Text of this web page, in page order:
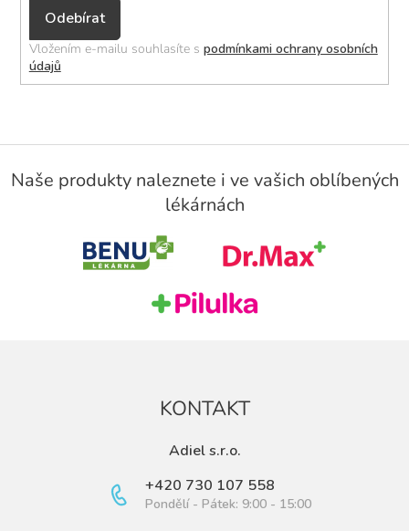
Přihlásit
se
Vložením e-mailu souhlasíte s podmínkami ochrany osobních
údajů
Naše produkty naleznete i ve vašich oblíbených
lékárnách
KONTAKT
Adiel s.r.o.
+420 730 107 558
Pondělí - Pátek: 9:00 - 15:00